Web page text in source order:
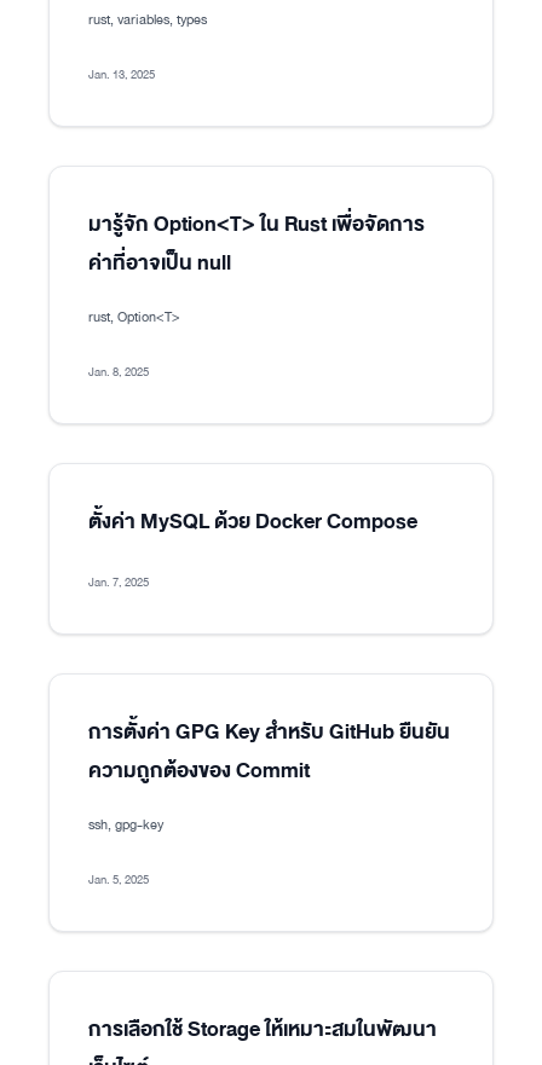
rust, variables, types
Jan. 13, 2025
มารู้จัก Option<T> ใน Rust เพื่อจัดการ
ค่าที่อาจเป็น null
rust, Option<T>
Jan. 8, 2025
ตั้งค่า MySQL ด้วย Docker Compose
Jan. 7, 2025
การตั้งค่า GPG Key สำหรับ GitHub ยืนยัน
ความถูกต้องของ Commit
ssh, gpg-key
Jan. 5, 2025
การเลือกใช้ Storage ให้เหมาะสมในพัฒนา